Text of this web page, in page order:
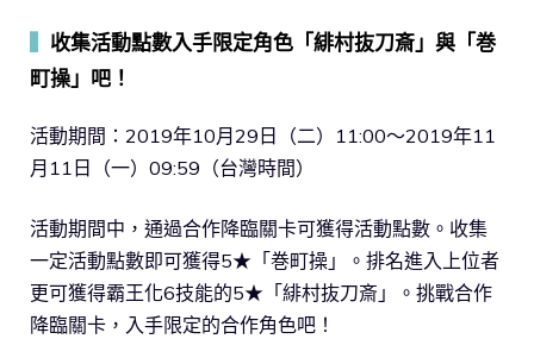
收集活動點數入手限定角色「緋村抜刀斎」與「巻
町操」吧！
活動期間：2019年10月29日（二）11:00～2019年11
月11日（一）09:59（台灣時間）
活動期間中，通過合作降臨關卡可獲得活動點數。收集
一定活動點數即可獲得5★「巻町操」。排名進入上位者
更可獲得霸王化6技能的5★「緋村抜刀斎」。挑戰合作
降臨關卡，入手限定的合作角色吧！